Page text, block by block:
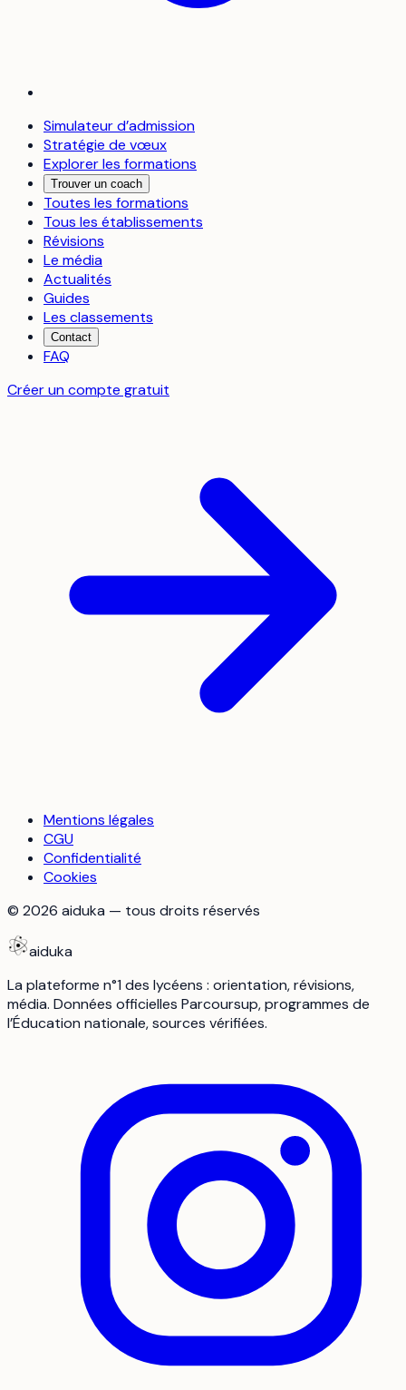
Simulateur d’admission
Stratégie de vœux
Explorer les formations
Trouver un coach
Toutes les formations
Tous les établissements
Révisions
Le média
Actualités
Guides
Les classements
Contact
FAQ
Créer un compte gratuit
Mentions légales
CGU
Confidentialité
Cookies
© 2026 aiduka — tous droits réservés
aiduka
La plateforme n°1 des lycéens : orientation, révisions,
média. Données officielles Parcoursup, programmes de
l’Éducation nationale, sources vérifiées.